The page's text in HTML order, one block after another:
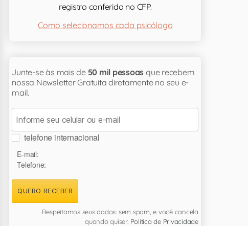
registro conferido no CFP.
Como selecionamos cada psicólogo
Junte-se às mais de 50 mil pessoas que recebem
nossa Newsletter Gratuita diretamente no seu e-
mail.
telefone internacional
E-mail:
Telefone:
QUERO RECEBER
Respeitamos seus dados: sem spam, e você cancela
quando quiser. Política de Privacidade